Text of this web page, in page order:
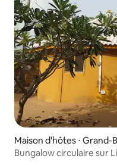
Maison d'hôtes ⋅ Grand-
Bungalow circulaire sur